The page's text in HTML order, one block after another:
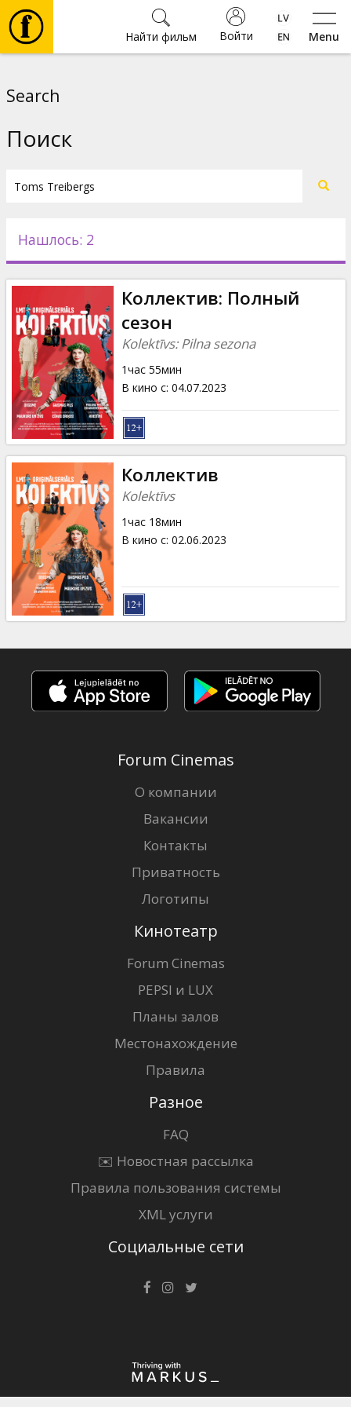
Menu
Войти
Найти фильм
Новости
Подарки
Кинозакуски
B2B
Клуб
Search
Поиск
Нашлось: 2
Коллектив: Полный
сезон
Kolektīvs: Pilna sezona
1час 55мин
В кино с: 04.07.2023
Коллектив
Kolektīvs
1час 18мин
В кино с: 02.06.2023
Forum Cinemas
О компании
Вакансии
Контакты
Приватность
Логотипы
Кинотеатр
Forum Cinemas
PEPSI и LUX
Планы залов
Местонахождение
Правила
Разное
FAQ
✉️ Новостная рассылка
Правила пользования системы
XML услуги
Социальные сети